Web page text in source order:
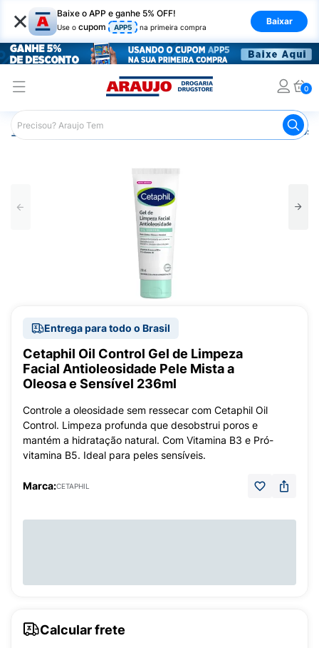
× Baixe o APP e ganhe 5% OFF!
Use o cupom APP5 na primeira compra
Baixar
0
Araujo Dermocosméticos Dermocosméticos para o
Entrega para todo o Brasil
Cetaphil Oil Control Gel de Limpeza
Facial Antioleosidade Pele Mista a
Oleosa e Sensível 236ml
Controle a oleosidade sem ressecar com Cetaphil Oil
Control. Limpeza profunda que desobstrui poros e
mantém a hidratação natural. Com Vitamina B3 e Pró-
vitamina B5. Ideal para peles sensíveis.
Marca:CETAPHIL
Calcular frete